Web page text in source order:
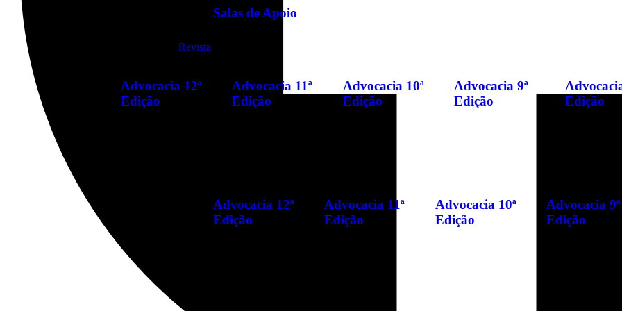
Advocacia 12ª
Edição
Advocacia 11ª
Edição
Advocacia 10ª
Edição
Advocacia 9ª
Edição
Edição
Salas de Apoio
Revista
Advocacia 12ª
Edição
Advocacia 11ª
Edição
Advocacia 10ª
Edição
Advocacia 9ª
Edição